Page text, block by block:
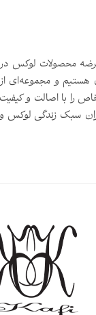
در عرضه محصولات لوکس
هستیم و مجموعه‌ای از
را با اصالت و کیفیت
سبک زندگی لوکس و